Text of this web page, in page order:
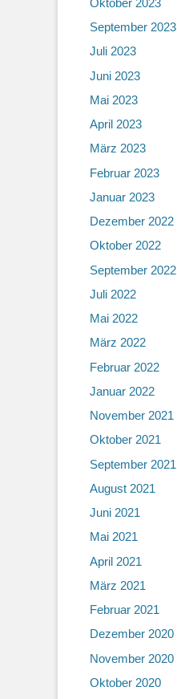
September 2023
Juli 2023
Juni 2023
Mai 2023
April 2023
März 2023
Februar 2023
Januar 2023
Dezember 2022
Oktober 2022
September 2022
Juli 2022
Mai 2022
März 2022
Februar 2022
Januar 2022
November 2021
Oktober 2021
September 2021
August 2021
Juni 2021
Mai 2021
April 2021
März 2021
Februar 2021
Dezember 2020
November 2020
Oktober 2020